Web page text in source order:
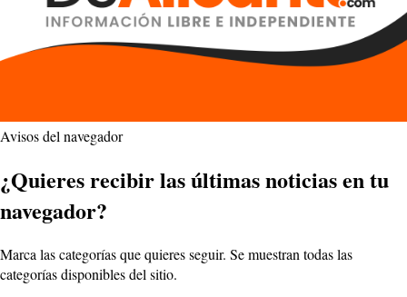
Avisos del navegador
¿Quieres recibir las últimas noticias en tu
navegador?
Marca las categorías que quieres seguir. Se muestran todas las
categorías disponibles del sitio.